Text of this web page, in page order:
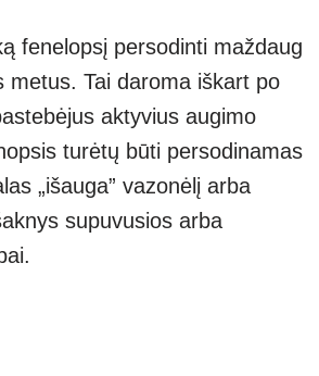
fenelopsį persodinti maždaug
metus. Tai daroma iškart po
aktyvius augimo
turėtų būti persodinamas
„išauga” vazonėlį arba
supuvusios arba